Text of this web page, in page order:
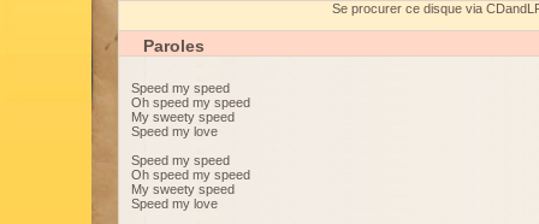
Se procurer ce disque via
Paroles
Speed my speed
Oh speed my speed
My sweety speed
Speed my love
Speed my speed
Oh speed my speed
My sweety speed
Speed my love